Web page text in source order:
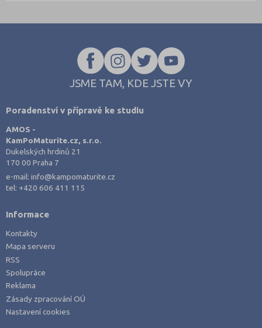
JSME TAM, KDE JSTE VY
Poradenství v přípravě ke studiu
AMOS -
KamPoMaturite.cz, s.r.o.
Dukelských hrdinů 21
170 00 Praha 7
e-mail:info@kampomaturite.cz
tel: +420 606 411 115
Informace
Kontakty
Mapa serveru
RSS
Spolupráce
Reklama
Zásady zpracování OÚ
Nastavení cookies